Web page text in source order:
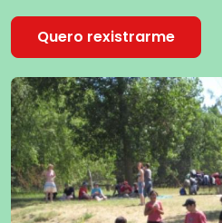
Quero rexistrarme